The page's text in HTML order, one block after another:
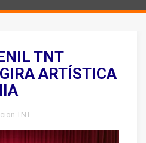
TNT
ARTÍSTICA
TNT